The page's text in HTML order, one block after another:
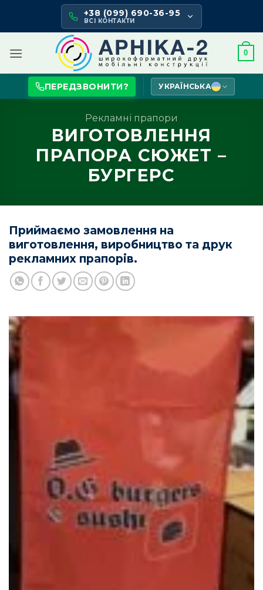
content
+38 (099) 690-36-95
ВСІ КОНТАКТИ
0
ПЕРЕДЗВОНИТИ? УКРАЇНСЬКА
Рекламні прапори
ВИГОТОВЛЕННЯ
ПРАПОРА СЮЖЕТ –
БУРГЕРС
Приймаємо замовлення на
виготовлення, виробництво та друк
рекламних прапорів.